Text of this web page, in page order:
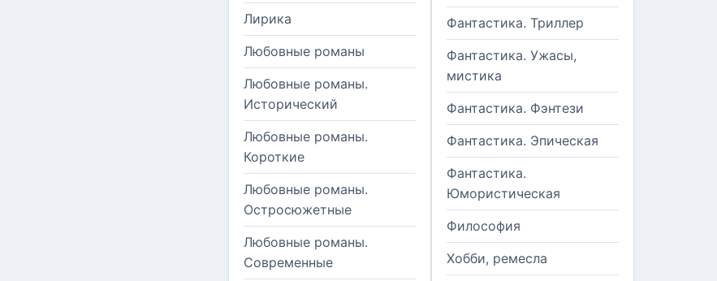
Лирика
Любовные романы
Любовные романы.
Исторический
Любовные романы.
Короткие
Любовные романы.
Остросюжетные
Любовные романы.
Современные
Фантастика. Триллер
Фантастика. Ужасы,
мистика
Фантастика. Фэнтези
Фантастика. Эпическая
Фантастика.
Юмористическая
Философия
Хобби, ремесла